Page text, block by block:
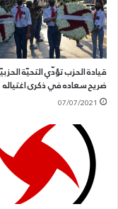
قيادة الحزب تؤدّي التحيّة
ضريح سعاده في ذكرى اغتياله
07/07/2021